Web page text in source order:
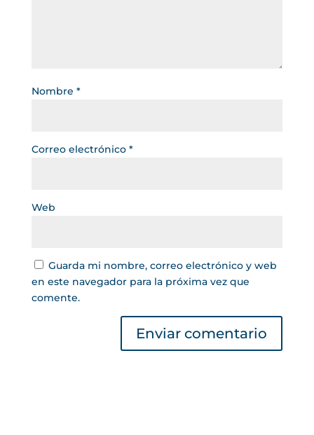
Nombre *
Correo electrónico *
Web
Guarda mi nombre, correo electrónico y web
en este navegador para la próxima vez que
comente.